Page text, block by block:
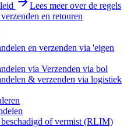
Lees meer over de regels
en retouren
en verzenden via 'eigen
via Verzenden via bol
& verzenden via logistiek
of vermist (RLIM)